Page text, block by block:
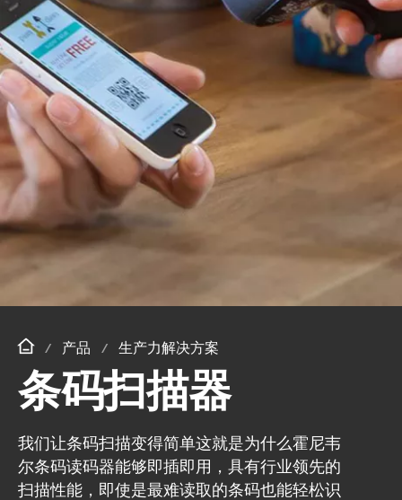
产品 生产力解决方案
条码扫描器
我们让条码扫描变得简单这就是为什么霍尼韦
尔条码读码器能够即插即用，具有行业领先的
扫描性能，即使是最难读取的条码也能轻松识